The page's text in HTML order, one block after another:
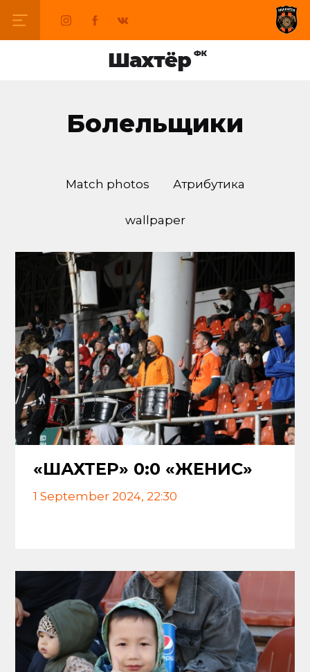
Болельщики
Match photos Атрибутика
wallpaper
«ШАХТЕР» 0:0 «ЖЕНИС»
1 September 2024, 22:30